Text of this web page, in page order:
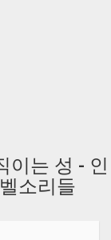
이는 성 - 인
소리들